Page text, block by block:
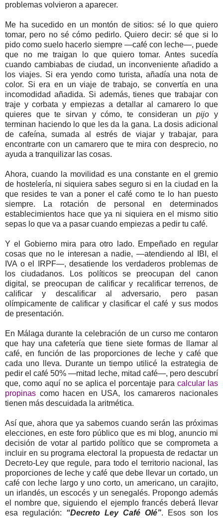
problemas volvieron a aparecer.
Me ha sucedido en un montón de sitios: sé lo que quiero
tomar, pero no sé cómo pedirlo. Quiero decir: sé que si lo
pido como suelo hacerlo siempre —café con leche—, puede
que no me traigan lo que quiero tomar. Antes sucedía
cuando cambiabas de ciudad, un inconveniente añadido a
los viajes. Si era yendo como turista, añadía una nota de
color. Si era en un viaje de trabajo, se convertía en una
incomodidad añadida. Si además, tienes que trabajar con
traje y corbata y empiezas a detallar al camarero lo que
quieres que te sirvan y cómo, te consideran unpijo y
terminan haciendo lo que les da la gana. La dosis adicional
de cafeína, sumada al estrés de viajar y trabajar, para
encontrarte con un camarero que te mira con desprecio, no
ayuda a tranquilizar las cosas.
Ahora, cuando la movilidad es una constante en el gremio
de hostelería, ni siquiera sabes seguro si en la ciudad en la
que resides te van a poner el café como te lo han puesto
siempre. La rotación de personal en determinados
establecimientos hace que ya ni siquiera en el mismo sitio
sepas lo que va a pasar cuando empiezas a pedir tu café.
Y el Gobierno mira para otro lado. Empeñado en regular
cosas que no le interesan a nadie, —atendiendo al IBI, el
IVA o el IRPF—, desatiende los verdaderos problemas de
los ciudadanos. Los políticos se preocupan del canon
digital, se preocupan de calificar y recalificar terrenos, de
calificar y descalificar al adversario, pero pasan
olímpicamente de calificar y clasificar el café y sus modos
de presentación.
En Málaga durante la celebración de un curso me contaron
que hay una cafetería que tiene siete formas de llamar al
café, en función de las proporciones de leche y café que
cada uno lleva. Durante un tiempo utilicé la estrategia de
pedir el café 50% —mitad leche, mitad café—, pero descubrí
que, como aquí no se aplica el porcentaje para calcular las
propinas como hacen en USA, los camareros nacionales
tienen más descuidada la aritmética.
Así que, ahora que ya sabemos cuando serán las próximas
elecciones, en este foro público que es mi blog, anuncio mi
decisión de votar al partido político que se comprometa a
incluir en su programa electoral la propuesta de redactar un
Decreto-Ley que regule, para todo el territorio nacional, las
proporciones de leche y café que debe llevar un cortado, un
café con leche largo y uno corto, un americano, un carajito,
un irlandés, un escocés y un senegalés. Propongo además
el nombre que, siguiendo el ejemplo francés deberá llevar
esa regulación: “Decreto Ley Café Olé”. Esos son los